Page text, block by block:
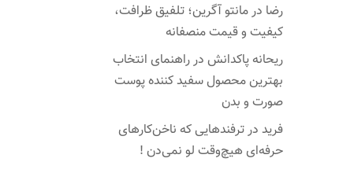
رضا درمانتو آگرین؛ تلفیق ظرافت،
کیفیت و قیمت منصفانه
ریحانه پاکدانش درراهنمای انتخاب
بهترین محصول سفید کننده پوست
صورت و بدن
فرید درترفندهایی که ناخن‌کارهای
حرفه‌ای هیچ‌وقت لو نمی‌دن !